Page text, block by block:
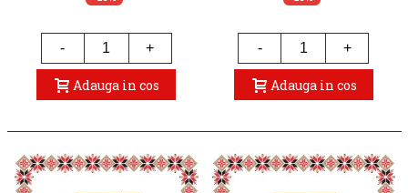
- +
Adauga in cos
- +
Adauga in cos